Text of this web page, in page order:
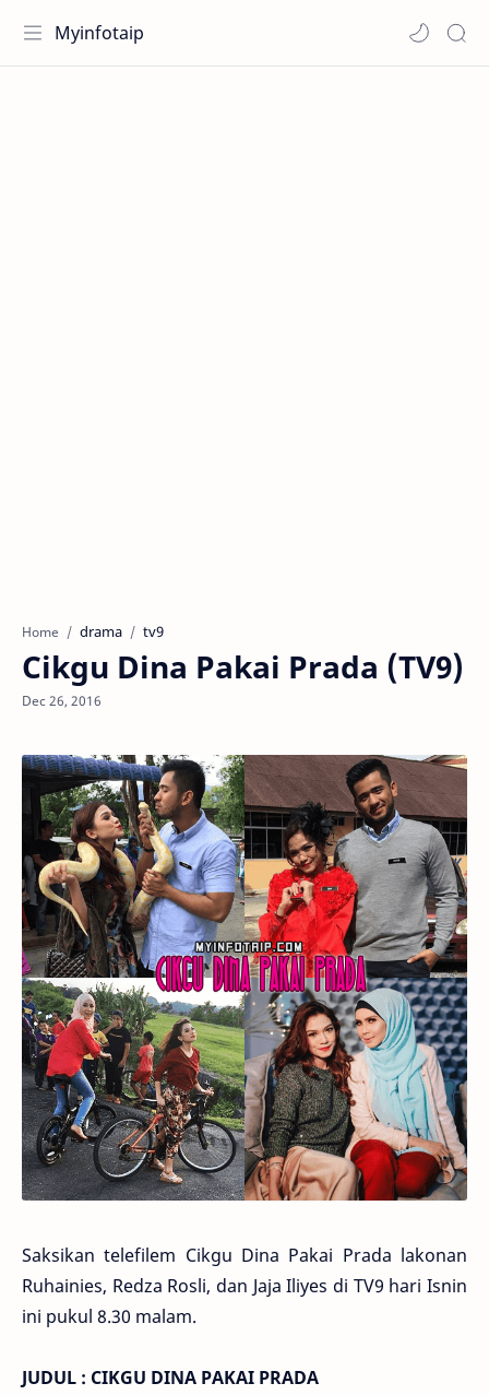
Myinfotaip
Home drama tv9
Cikgu Dina Pakai Prada (TV9)
Saksikan telefilem Cikgu Dina Pakai Prada lakonan
Ruhainies, Redza Rosli, dan Jaja Iliyes di TV9 hari Isnin
ini pukul 8.30 malam.
JUDUL : CIKGU DINA PAKAI PRADA